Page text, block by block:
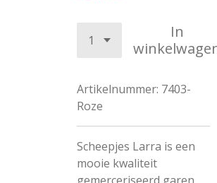
In
Artikelnummer: 7403-
Roze
Scheepjes Larra is een
mooie kwaliteit